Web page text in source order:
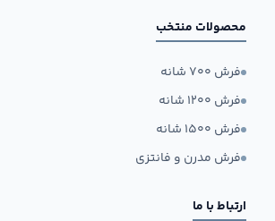
محصولات منتخب
فرش ۷۰۰ شانه
فرش ۱۲۰۰ شانه
فرش ۱۵۰۰ شانه
فرش مدرن و فانتزی
ارتباط با ما